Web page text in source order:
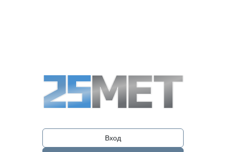
Вход